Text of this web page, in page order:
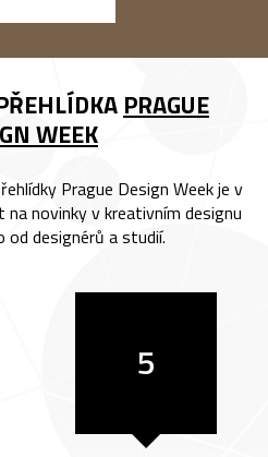
PRAGUE
WEEK
Prague Design Week je v
novinky v kreativním designu
od designérů a studií.
5